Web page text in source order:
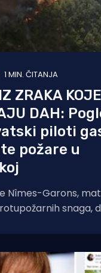
1 MIN. ČITANJA
ZRAKA KOJE
DAH:
piloti
požare u
Nîmes-Garons,
snaga,